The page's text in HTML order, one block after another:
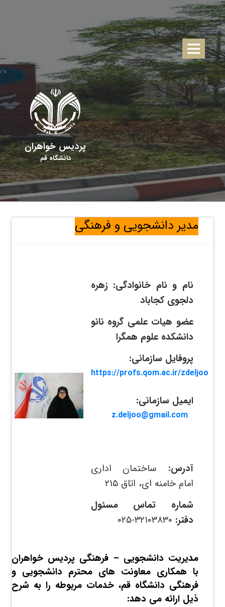
پردیس خواهران
دانشگاه قم
مدیر دانشجویی و فرهنگی
نام و نام خانوادگی: زهره
دلجوی کجاباد
عضو هیات علمی گروه نانو
دانشکده علوم همگرا
پروفایل سازمانی:
https://profs.qom.ac.ir/zdeljoo
ایمیل سازمانی:
z.deljoo@gmail.com
آدرس: ساختمان اداری
امام خامنه ای، اتاق ۲۱۵
شماره تماس مسئول
دفتر:
مدیریت دانشجویی – فرهنگی پردیس خواهران
با همکاری معاونت های محترم دانشجویی و
فرهنگی دانشگاه قم، خدمات مربوطه را به شرح
ذیل ارائه می دهد: